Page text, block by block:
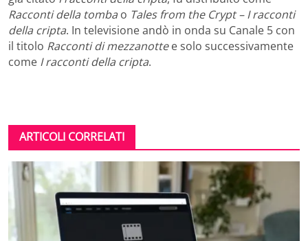
Racconti della tomba o Tales from the Crypt – I racconti
della cripta. In televisione andò in onda su Canale 5 con
il titolo Racconti di mezzanottee solo successivamente
come I racconti della cripta.
ARTICOLI CORRELATI